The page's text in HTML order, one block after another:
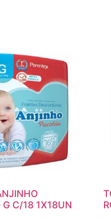
G C/18 1X18UN